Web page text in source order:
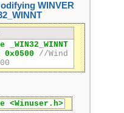
WINVER
_WIN32_WINNT
0x0500 //Wind
<Winuser.h>